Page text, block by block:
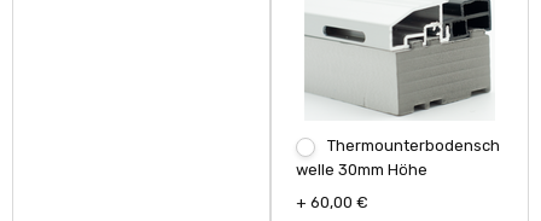
Thermounterbodensch
welle 30mm Höhe
+ 60,00 €